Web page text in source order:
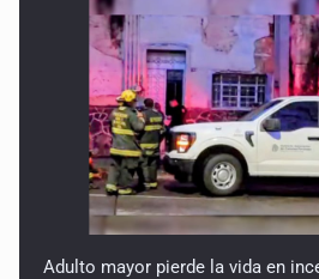
Adulto mayor pierde la vida en